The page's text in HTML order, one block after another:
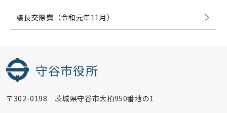
議長交際費（令和元年11月）
守谷市役所
〒302-0198 茨城県守谷市大柏950番地の1